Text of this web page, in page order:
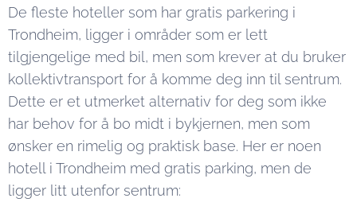
De fleste hoteller som har gratis parkering i
Trondheim, ligger i områder som er lett
tilgjengelige med bil, men som krever at du bruker
kollektivtransport for å komme deg inn til sentrum.
Dette er et utmerket alternativ for deg som ikke
har behov for å bo midt i bykjernen, men som
ønsker en rimelig og praktisk base. Her er noen
hotell i Trondheim med gratis parking, men de
ligger litt utenfor sentrum: